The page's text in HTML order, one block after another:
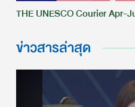
THE UNESCO Courier Apr-
ข่าวสารล่าสุด